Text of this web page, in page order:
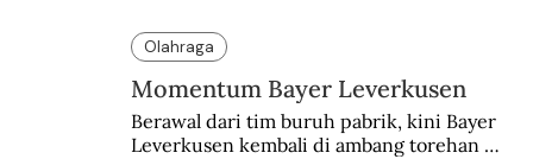
Olahraga
Momentum Bayer Leverkusen
Berawal dari tim buruh pabrik, kini Bayer
Leverkusen kembali di ambang torehan